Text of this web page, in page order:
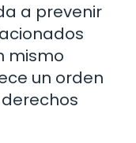
a prevenir
mismo
un orden